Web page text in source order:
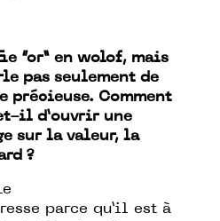
“or” en wolof, mais
pas seulement de
précieuse. Comment
il d’ouvrir une
sur la valeur, la
?
parce qu’il est à